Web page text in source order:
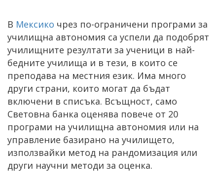
В Мексико чрез по-ограничени програми за
училищна автономия са успели да подобрят
училищните резултати за ученици в най-
бедните училища и в тези, в които се
преподава на местния език. Има много
други страни, които могат да бъдат
включени в списъка. Всъщност, само
Световна банка оценява повече от 20
програми на училищна автономия или на
управление базирано на училището,
използвайки метод на рандомизация или
други научни методи за оценка.